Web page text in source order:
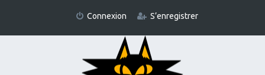
Connexion S’enregistrer